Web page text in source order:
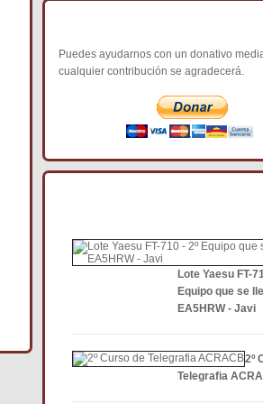
Puedes ayudarnos con un donativo
cualquier contribución se agradecerá.
Lote Yaesu FT-
Equipo que se
EA5HRW - Javi
2º
Telegrafia